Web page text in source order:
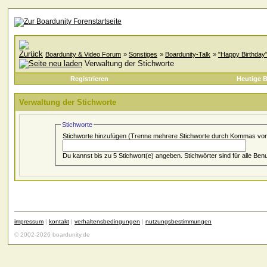
Boardunity & Video Forum » Sonstiges » Boardunity-Talk » "Happy
Verwaltung der Stichworte
Registrieren Heutige
Verwaltung der Stichworte
Stichworte
Stichworte hinzufügen(Trenne mehrere Stichworte durch Kommas
Du kannst bis zu 5 Stichwort(e) angeben. Stichwörter
impressum | kontakt | verhaltensbedingungen | nutzungsbestimmungen
© 2002-2026 boardunity.de